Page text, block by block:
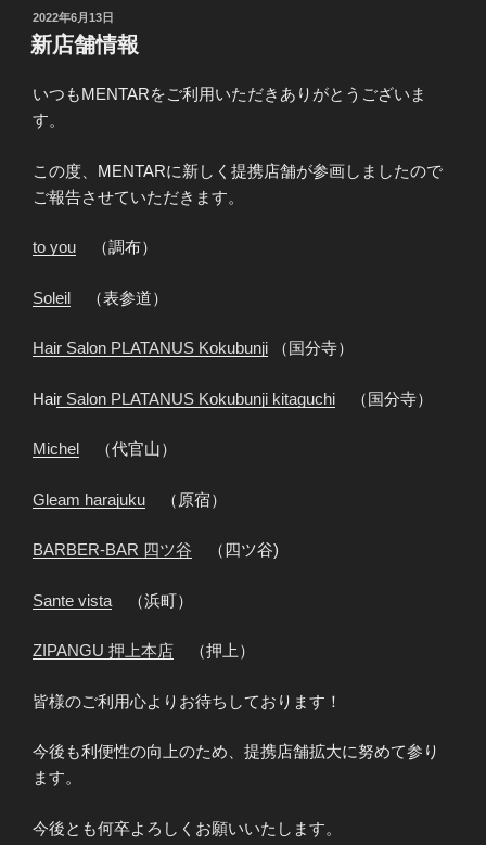
投
稿
日:
2022年6月13日
新店舗情報
いつもMENTARをご利用いただきありがとうございま
す。
この度、MENTARに新しく提携店舗が参画しましたので
ご報告させていただきます。
to you （調布）
Soleil （表参道）
Hair Salon PLATANUS Kokubunji （国分寺）
Hair Salon PLATANUS Kokubunji kitaguchi （国分寺）
Michel （代官山）
Gleam harajuku （原宿）
BARBER-BAR 四ツ谷 （四ツ谷)
Sante vista （浜町）
ZIPANGU 押上本店 （押上）
皆様のご利用心よりお待ちしております！
今後も利便性の向上のため、提携店舗拡大に努めて参り
ます。
今後とも何卒よろしくお願いいたします。